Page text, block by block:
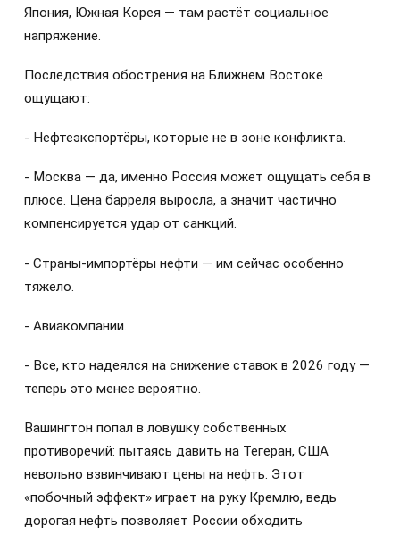
Япония, Южная Корея — там растёт социальное
напряжение.
Последствия обострения на Ближнем Востоке
ощущают:
- Нефтеэкспортёры, которые не в зоне конфликта.
- Москва — да, именно Россия может ощущать себя в
плюсе. Цена барреля выросла, а значит частично
компенсируется удар от санкций.
- Страны-импортёры нефти — им сейчас особенно
тяжело.
- Авиакомпании.
- Все, кто надеялся на снижение ставок в 2026 году —
теперь это менее вероятно.
Вашингтон попал в ловушку собственных
противоречий: пытаясь давить на Тегеран, США
невольно взвинчивают цены на нефть. Этот
«побочный эффект» играет на руку Кремлю, ведь
дорогая нефть позволяет России обходить